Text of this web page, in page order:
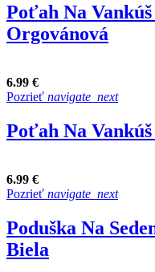
Poťah Na
Orgovánová
6.99 €
Pozrieť navigate_next
Poťah Na
6.99 €
Pozrieť navigate_next
Poduška Na
Biela